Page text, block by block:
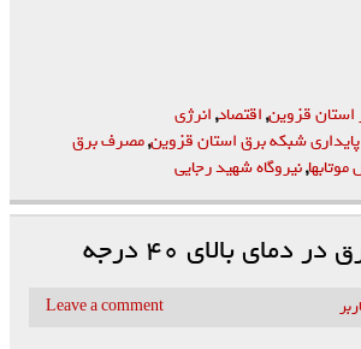
استان قزوین,اقتصاد,انرژی
پایداری شبکه برق استان قزوین,مصرف برق
,نیروگاه شهید رجایی
بالای ۴۰ درجه
Leave a comment